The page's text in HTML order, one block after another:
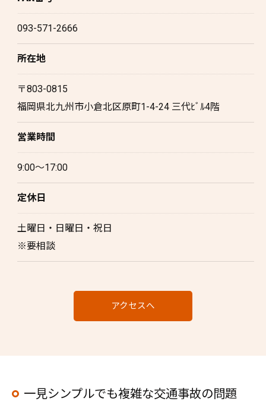
093-571-2666
所在地
〒803-0815
福岡県北九州市小倉北区原町1-4-24 三代ﾋﾞﾙ4階
営業時間
9:00～17:00
定休日
土曜日・日曜日・祝日
※要相談
アクセスへ
一見シンプルでも複雑な交通事故の問題